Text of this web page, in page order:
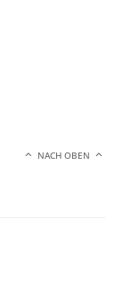
NACH OBEN